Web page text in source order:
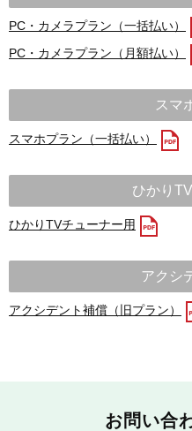
PC・カメラプラン（一括払い）
PC・カメラプラン（月額払い）
スマ
スマホプラン（一括払い）
ひかり
ひかりTVチューナー用
アクシ
アクシデント補償（旧プラン）
お問い合